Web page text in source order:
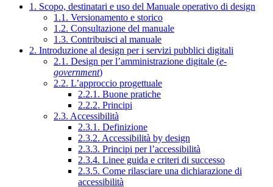
1. Scopo, destinatari e uso del Manuale operativo di design
1.1. Versionamento e storico
1.2. Consultazione del manuale
1.3. Contribuisci al manuale
2. Introduzione al design per i servizi pubblici digitali
2.1. Design per l’amministrazione digitale (e-
government)
2.2. L’approccio progettuale
2.2.1. Buone pratiche
2.2.2. Principi
2.3. Accessibilità
2.3.1. Definizione
2.3.2. Accessibilità by design
2.3.3. Principi per l’accessibilità
2.3.4. Linee guida e criteri di successo
2.3.5. Come rilasciare una dichiarazione di
accessibilità